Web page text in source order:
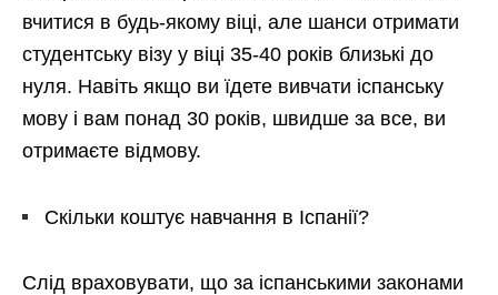
вчитися в будь-якому віці, але шанси отримати
студентську візу у віці 35-40 років близькі до
нуля. Навіть якщо ви їдете вивчати іспанську
мову і вам понад 30 років, швидше за все, ви
отримаєте відмову.
Скільки коштує навчання в Іспанії?
Слід враховувати, що за іспанськими законами